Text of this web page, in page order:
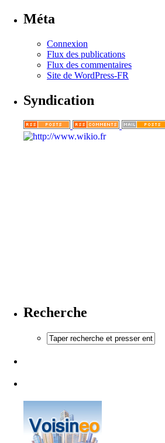
Méta
Connexion
Flux des publications
Flux des commentaires
Site de WordPress-FR
Syndication
Recherche